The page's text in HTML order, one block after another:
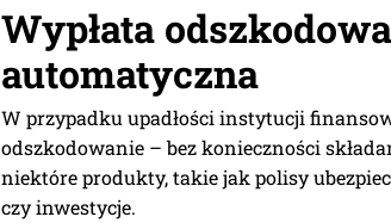
Wypłata
automatyczna
W przypadku upadłości instytucji
odszkodowanie – bez konieczności
niektóre produkty, takie jak polisy
czy inwestycje.